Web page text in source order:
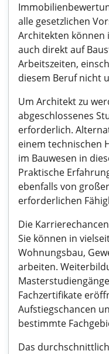
alle gesetzlichen
Architekten können
auch direkt auf
Arbeitszeiten,
diesem Beruf nicht
Um Architekt zu
abgeschlossenes
erforderlich.
einem technischen
im Bauwesen in
Praktische
ebenfalls von
erforderlichen
Die
Sie können in
Wohnungsbau,
arbeiten.
Fachzertifikate
Aufstiegschancen
bestimmte
Das